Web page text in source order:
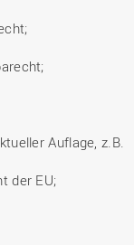
Auflage, z.B.
der EU;